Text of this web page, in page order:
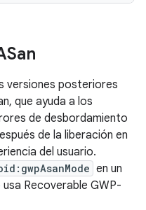
versiones posteriores
que ayuda a los
de desbordamiento
de la liberación en
del usuario.
en un
usa Recoverable GWP-